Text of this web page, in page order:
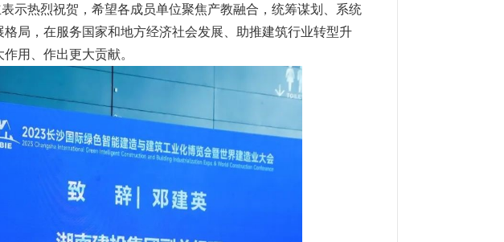
示热烈祝贺，希望各成员单位聚焦产教融合，统筹谋划、系统
局，在服务国家和地方经济社会发展、助推建筑行业转型升
用、作出更大贡献。